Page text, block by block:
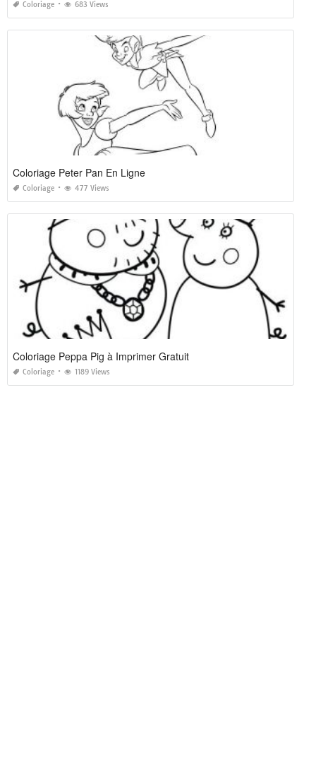
Coloriage 683 Views
Coloriage Peter Pan En Ligne
Coloriage 477 Views
Coloriage Peppa Pig à Imprimer Gratuit
Coloriage 1189 Views